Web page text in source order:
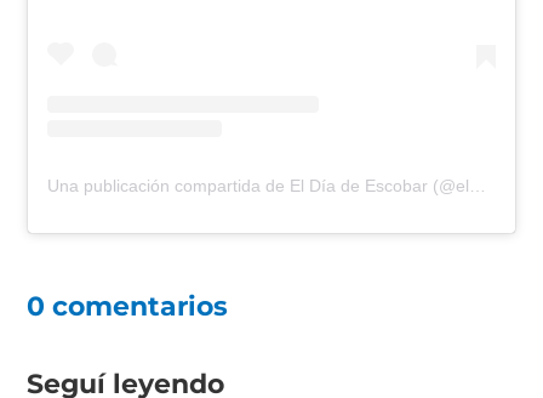
Una publicación compartida de El Día de Escobar (@eldiadeescobar)
0 comentarios
Seguí leyendo